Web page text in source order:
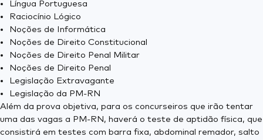
Língua Portuguesa
Raciocínio Lógico
Noções de Informática
Noções de Direito Constitucional
Noções de Direito Penal Militar
Noções de Direito Penal
Legislação Extravagante
Legislação da PM-RN
Além da prova objetiva, para os concurseiros que irão tentar
uma das vagas a PM-RN, haverá o teste de aptidão física, que
consistirá em testes com barra fixa, abdominal remador, salto